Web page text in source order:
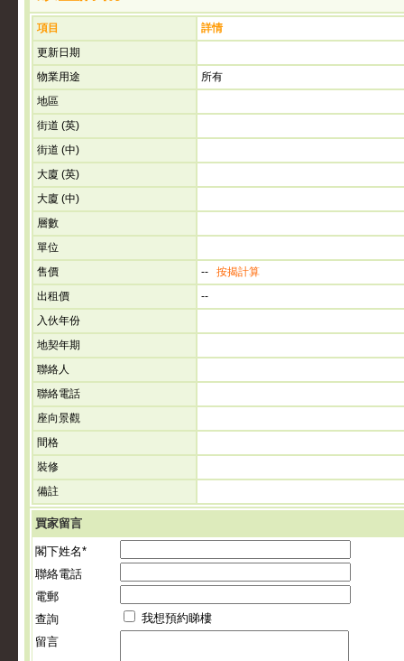
項目
詳情
更新日期
物業用途
所有
地區
街道 (英)
街道 (中)
大廈 (英)
大廈 (中)
層數
單位
售價
-- 按揭計算
出租價
--
入伙年份
地契年期
聯絡人
聯絡電話
座向景觀
間格
裝修
備註
買家留言
閣下姓名*
聯絡電話
電郵
查詢
我想預約睇樓
留言